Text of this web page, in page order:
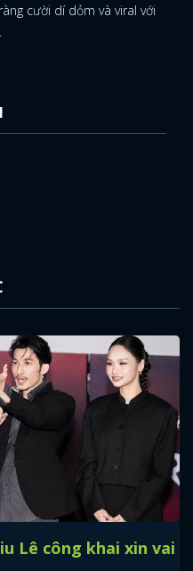
cười dí dỏm và viral với
Lê công khai xin vai